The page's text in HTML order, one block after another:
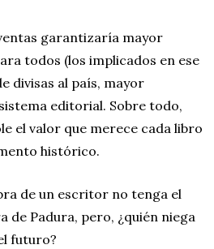
garantizaría mayor
todos (los implicados en ese
divisas al país, mayor
editorial. Sobre todo,
el valor que merece cada libro
histórico.
de un escritor no tenga el
de Padura, pero, ¿quién niega
futuro?